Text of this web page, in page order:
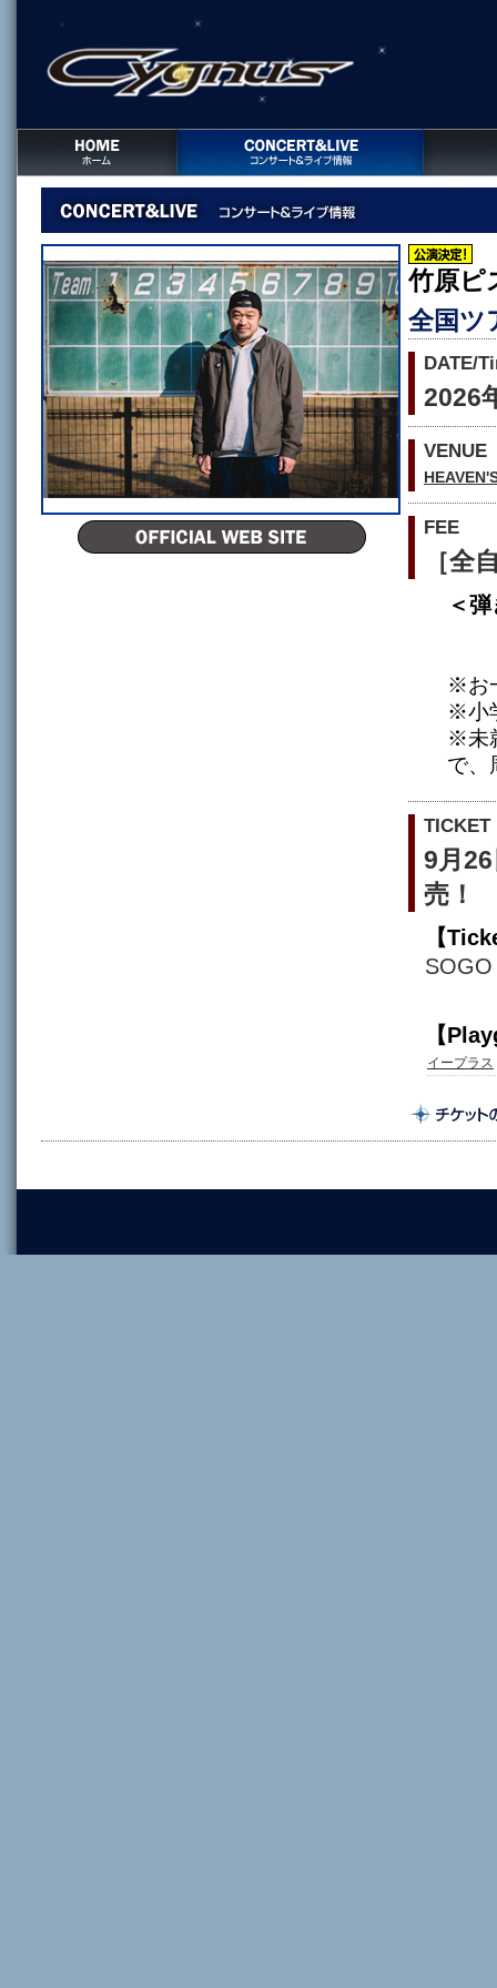
竹原ピ
全国ツ
DATE/
2026
VENUE
FEE
［
＜
※お
※小
※未
で、
TICKET
9月
売！
【
【
イープラス